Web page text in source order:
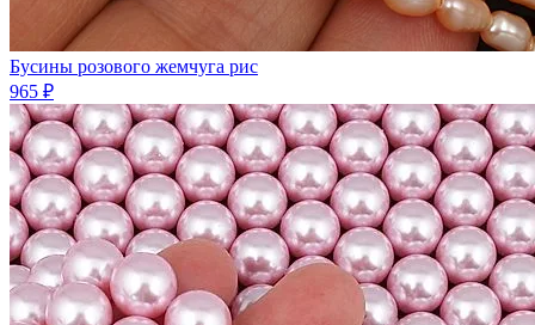
Бусины розового жемчуга рис
965 ₽